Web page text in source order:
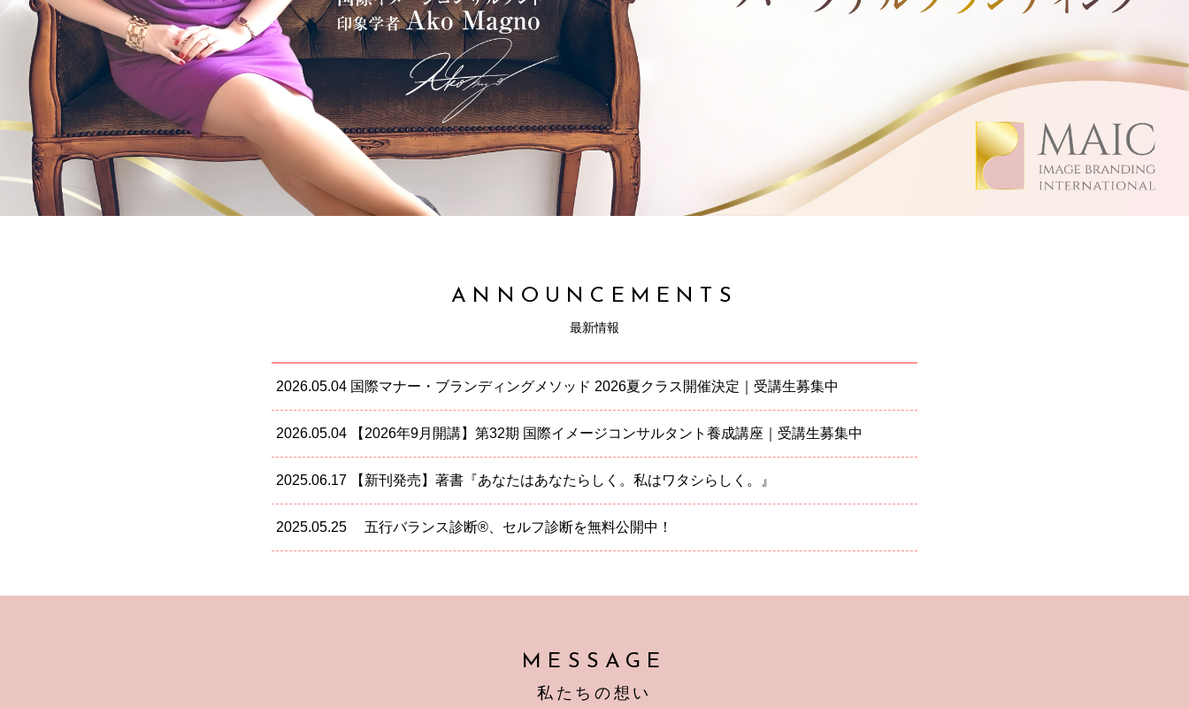
ANNOUNCEMENTS
最新情報
2026.05.04 国際マナー・ブランディングメソッド 2026夏クラス開催決定｜受講生募集中
2026.05.04 【2026年9月開講】第32期 国際イメージコンサルタント養成講座｜受講生募集中
2025.06.17 【新刊発売】著書『あなたはあなたらしく。私はワタシらしく。』
2025.05.25 五行バランス診断®、セルフ診断を無料公開中！
MESSAGE
私たちの想い